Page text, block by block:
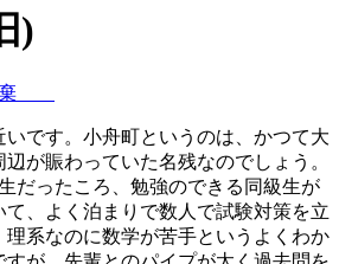
)
棄
です。小舟町というのは、かつて大
が賑わっていた名残なのでしょう。
だったころ、勉強のできる同級生が
て、よく泊まりで数人で試験対策を立
系なのに数学が苦手というよくわか